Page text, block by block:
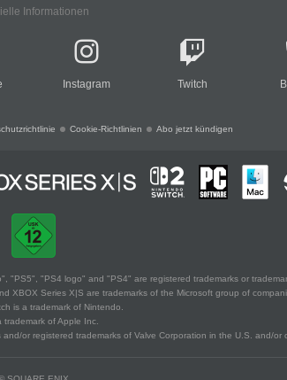
Informationen
Instagram Twitch
Cookie-Richtlinien Abo jetzt kündigen
"PS4 logo" and "PS4" are registered trademarks or
XBOX Series X|S are trademarks of the Microsoft group of
is a trademark of Nintendo.
trademark of Apple Inc.
or registered trademarks of Valve Corporation in the U.S. and/or